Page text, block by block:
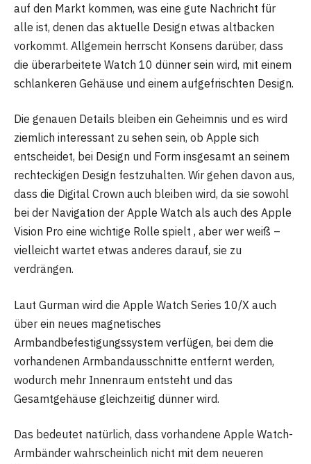
auf den Markt kommen, was eine gute Nachricht für
alle ist, denen das aktuelle Design etwas altbacken
vorkommt. Allgemein herrscht Konsens darüber, dass
die überarbeitete Watch 10 dünner sein wird, mit einem
schlankeren Gehäuse und einem aufgefrischten Design.
Die genauen Details bleiben ein Geheimnis und es wird
ziemlich interessant zu sehen sein, ob Apple sich
entscheidet, bei Design und Form insgesamt an seinem
rechteckigen Design festzuhalten. Wir gehen davon aus,
dass die Digital Crown auch bleiben wird, da sie sowohl
bei der Navigation der Apple Watch als auch des Apple
Vision Pro eine wichtige Rolle spielt , aber wer weiß –
vielleicht wartet etwas anderes darauf, sie zu
verdrängen.
Laut Gurman wird die Apple Watch Series 10/X auch
über ein neues magnetisches
Armbandbefestigungssystem verfügen, bei dem die
vorhandenen Armbandausschnitte entfernt werden,
wodurch mehr Innenraum entsteht und das
Gesamtgehäuse gleichzeitig dünner wird.
Das bedeutet natürlich, dass vorhandene Apple Watch-
Armbänder wahrscheinlich nicht mit dem neueren